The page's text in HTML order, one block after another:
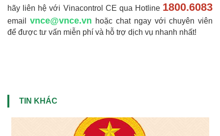
hãy liên hệ với Vinacontrol CE qua Hotline 1800.6083
email vnce@vnce.vn hoặc chat ngay với chuyên viên
để được tư vấn miễn phí và hỗ trợ dịch vụ nhanh nhất!
TIN KHÁC